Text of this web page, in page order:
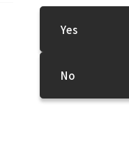
Yes
No
プレスリリース
実行委員会よりお知らせ
プライバシーポリシー